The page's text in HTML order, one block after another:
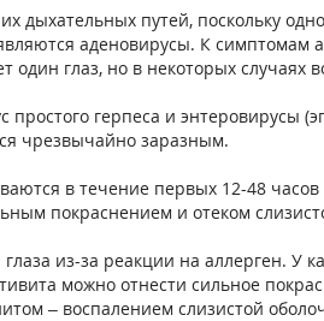
дыхательных путей, поскольку
аденовирусы. К
глаз, но в некоторых случаях
герпеса и энтеровирусы
чрезвычайно заразным.
в течение первых 12-48
покраснением и отеком
из-за реакции на аллерген.
можно отнести сильное
– воспалением слизистой